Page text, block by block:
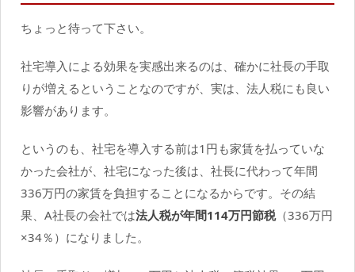
ちょっと待って下さい。
社宅導入による効果を実感出来るのは、確かに社長の手取
りが増えるということなのですが、実は、法人税にも良い
影響があります。
というのも、社宅を導入する前は1円も家賃を払っていな
かった会社が、社宅になった後は、社長に代わって年間
336万円の家賃を負担することになるからです。その結
果、A社長の会社では法人税が年間114万円節税（336万円
×34％）になりました。